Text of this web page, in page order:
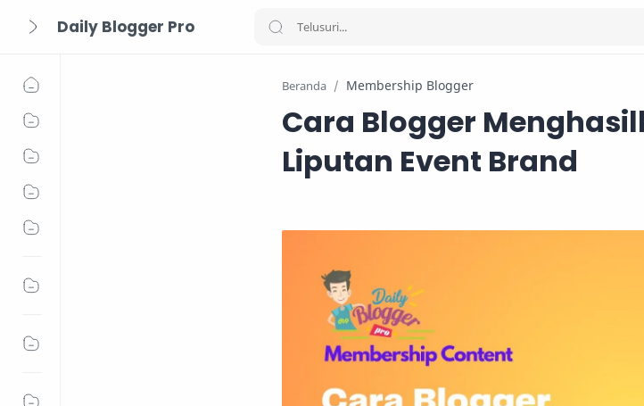
Daily Blogger Pro
Beranda Membership Blogger
Cara Blogger
Liputan Event Brand